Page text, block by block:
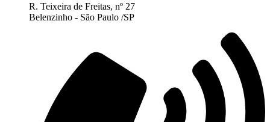
R. Teixeira de Freitas, nº 27
Belenzinho - São Paulo /SP